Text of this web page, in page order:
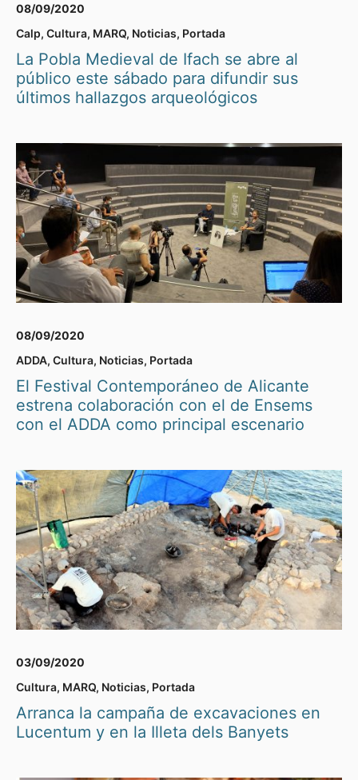
08/09/2020
Calp, Cultura, MARQ, Noticias, Portada
La Pobla Medieval de Ifach se abre al
público este sábado para difundir sus
últimos hallazgos arqueológicos
08/09/2020
ADDA, Cultura, Noticias, Portada
El Festival Contemporáneo de Alicante
estrena colaboración con el de Ensems
con el ADDA como principal escenario
03/09/2020
Cultura, MARQ, Noticias, Portada
Arranca la campaña de excavaciones en
Lucentum y en la Illeta dels Banyets